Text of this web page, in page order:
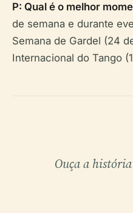
P: Qual é o melhor
de semana e durante
Semana de Gardel (24
Internacional do Tango
Ouça a